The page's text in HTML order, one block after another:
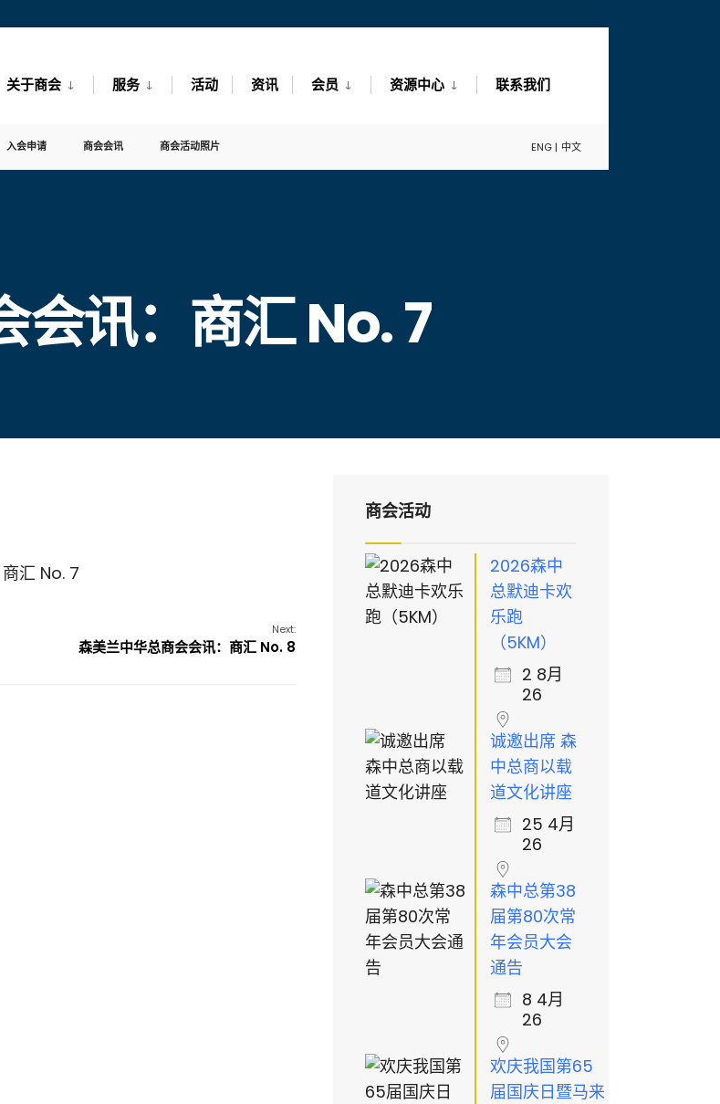
关于商会 服务 活动 资讯 会员 资源中心 联系我们
入会申请 商会会讯 商会活动照片 ENG | 中文
会讯：商汇 No. 7
汇 No. 7
Next:
森美兰中华总商会会讯：商汇 No. 8
商会活动
2026森中
总默迪卡欢
乐跑
（5KM）
2 8月
26
诚邀出席 森
中总商以载
道文化讲座
25 4月
26
森中总第38
届第80次常
年会员大会
通告
8 4月
26
欢庆我国第65
届国庆日暨马来